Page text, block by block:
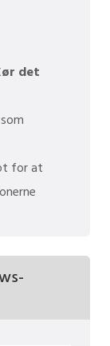
det
for at